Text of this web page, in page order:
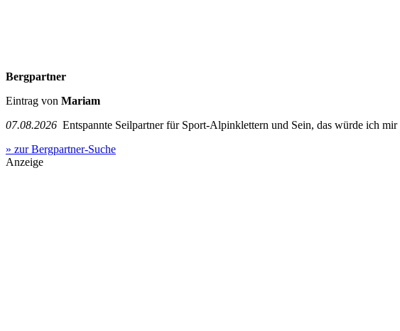
Bergpartner
Eintrag von Mariam
07.08.2026 Entspannte Seilpartner für Sport-Alpinklettern und Sein, das würde ich mir
» zur Bergpartner-Suche
Anzeige